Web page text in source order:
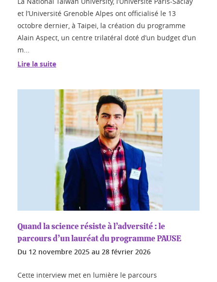
et l’Université Grenoble Alpes ont officialisé le 13
octobre dernier, à Taipei, la création du programme
Alain Aspect, un centre trilatéral doté d’un budget d’un
m...
Lire la suite
Quand la science résiste à l’adversité : le
parcours d’un lauréat du programme PAUSE
Du 12 novembre 2025 au 28 février 2026
Cette interview met en lumière le parcours